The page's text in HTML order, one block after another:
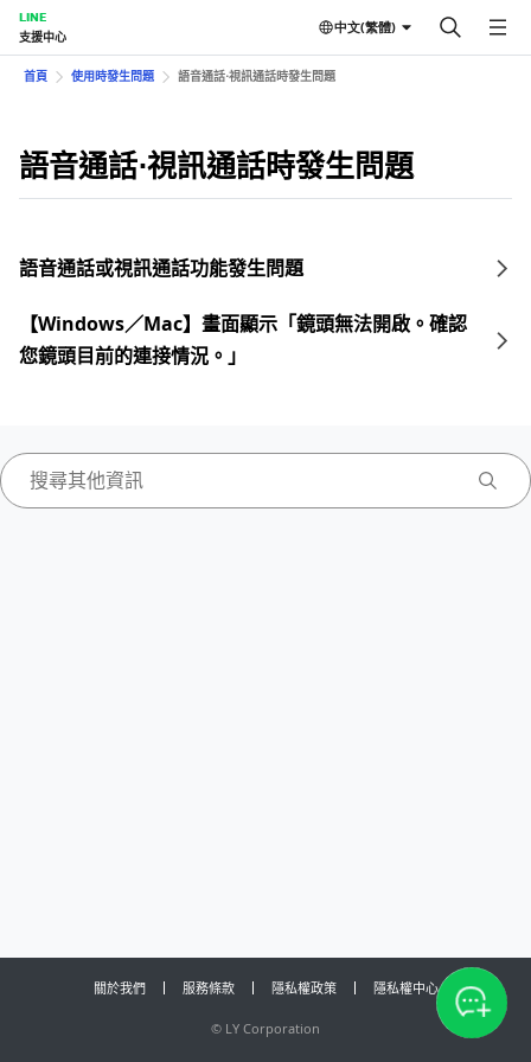
LINE
支援中心
中文(繁體)
首頁 使用時發生問題 語音通話⋅視訊通話時發生問題
語音通話⋅視訊通話時發生問題
語音通話或視訊通話功能發生問題
【Windows／Mac】畫面顯示「鏡頭無法開啟。確認
您鏡頭目前的連接情況。」
關於我們 服務條款 隱私權政策 隱私權中心
© LY Corporation